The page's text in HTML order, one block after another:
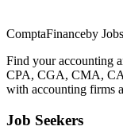
ComptaFinanceby
Find your accounting
CPA, CGA, CMA, CA
with accounting firms
Job Seekers